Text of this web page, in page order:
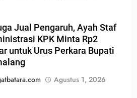
Jual Pengaruh, Ayah Staf
KPK Minta Rp2
untuk Urus Perkara Bupati
Agustus 1, 2026